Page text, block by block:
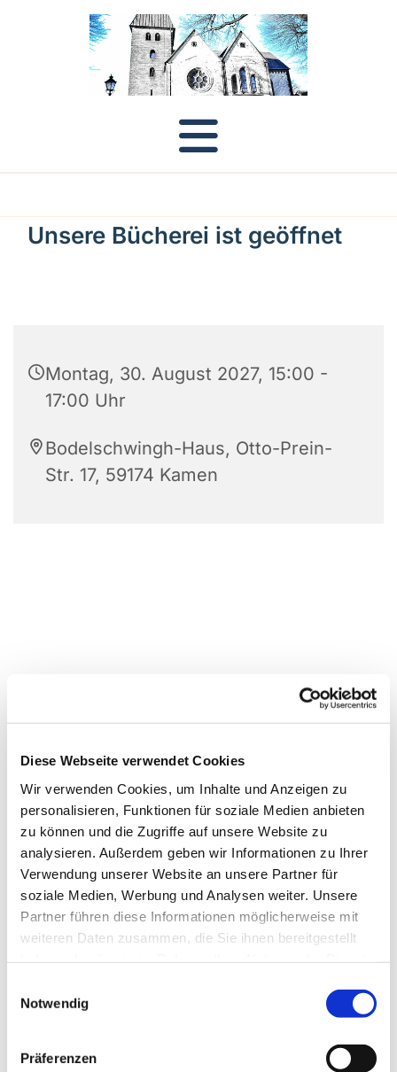
Diese Webseite verwendet Cookies
Wir verwenden Cookies, um Inhalte und Anzeigen zu
personalisieren, Funktionen für soziale Medien anbieten
zu können und die Zugriffe auf unsere Website zu
analysieren. Außerdem geben wir Informationen zu Ihrer
Verwendung unserer Website an unsere Partner für
soziale Medien, Werbung und Analysen weiter. Unsere
Partner führen diese Informationen möglicherweise mit
weiteren Daten zusammen, die Sie ihnen bereitgestellt
Notwendig
Präferenzen
Unsere Bücherei ist geöffnet
Montag, 30. August 2027, 15:00 -
17:00 Uhr
Bodelschwingh-Haus, Otto-Prein-
Str. 17, 59174 Kamen
Dies könnte Sie auch
interessieren